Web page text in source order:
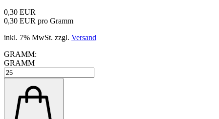
0,30 EUR
0,30 EUR pro Gramm
inkl. 7% MwSt. zzgl. Versand
GRAMM:
GRAMM